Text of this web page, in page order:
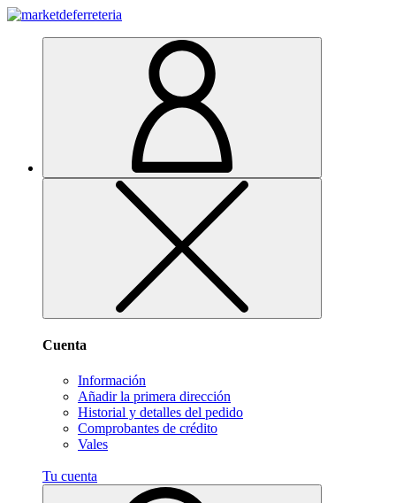
Cuenta
Información
Añadir la primera dirección
Historial y detalles del pedido
Comprobantes de crédito
Vales
Tu cuenta